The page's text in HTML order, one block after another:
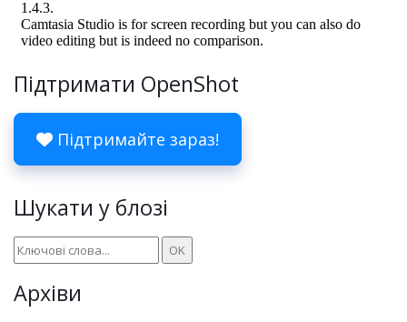
Підтримати OpenShot
Підтримайте зараз!
Шукати у блозі
Архіви